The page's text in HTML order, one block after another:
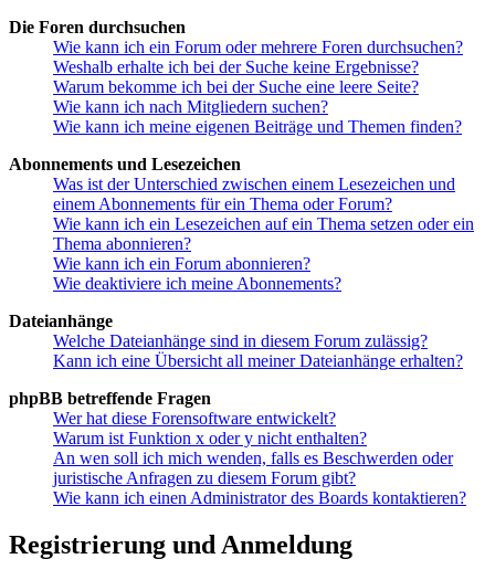
Die Foren durchsuchen
Wie kann ich ein Forum oder mehrere Foren durchsuchen?
Weshalb erhalte ich bei der Suche keine Ergebnisse?
Warum bekomme ich bei der Suche eine leere Seite?
Wie kann ich nach Mitgliedern suchen?
Wie kann ich meine eigenen Beiträge und Themen finden?
Abonnements und Lesezeichen
Was ist der Unterschied zwischen einem Lesezeichen und
einem Abonnements für ein Thema oder Forum?
Wie kann ich ein Lesezeichen auf ein Thema setzen oder ein
Thema abonnieren?
Wie kann ich ein Forum abonnieren?
Wie deaktiviere ich meine Abonnements?
Dateianhänge
Welche Dateianhänge sind in diesem Forum zulässig?
Kann ich eine Übersicht all meiner Dateianhänge erhalten?
phpBB betreffende Fragen
Wer hat diese Forensoftware entwickelt?
Warum ist Funktion x oder y nicht enthalten?
An wen soll ich mich wenden, falls es Beschwerden oder
juristische Anfragen zu diesem Forum gibt?
Wie kann ich einen Administrator des Boards kontaktieren?
Registrierung und Anmeldung